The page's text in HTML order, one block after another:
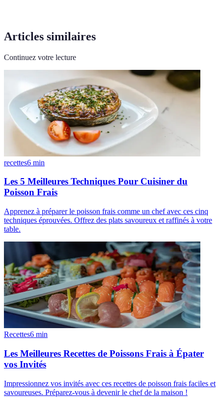
Articles similaires
Continuez votre lecture
recettes6 min
Les 5 Meilleures Techniques Pour Cuisiner du
Poisson Frais
Apprenez à préparer le poisson frais comme un chef avec ces cinq
techniques éprouvées. Offrez des plats savoureux et raffinés à votre
table.
Recettes6 min
Les Meilleures Recettes de Poissons Frais à Épater
vos Invités
Impressionnez vos invités avec ces recettes de poisson frais faciles et
savoureuses. Préparez-vous à devenir le chef de la maison !